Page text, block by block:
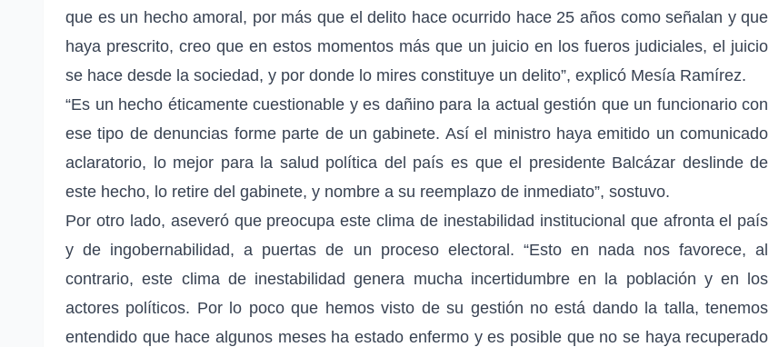
que es un hecho amoral, por más que el delito hace ocurrido hace 25 años como señalan y que
haya prescrito, creo que en estos momentos más que un juicio en los fueros judiciales, el juicio
se hace desde la sociedad, y por donde lo mires constituye un delito”, explicó Mesía Ramírez.
“Es un hecho éticamente cuestionable y es dañino para la actual gestión que un funcionario con
ese tipo de denuncias forme parte de un gabinete. Así el ministro haya emitido un comunicado
aclaratorio, lo mejor para la salud política del país es que el presidente Balcázar deslinde de
este hecho, lo retire del gabinete, y nombre a su reemplazo de inmediato”, sostuvo.
Por otro lado, aseveró que preocupa este clima de inestabilidad institucional que afronta el país
y de ingobernabilidad, a puertas de un proceso electoral. “Esto en nada nos favorece, al
contrario, este clima de inestabilidad genera mucha incertidumbre en la población y en los
actores políticos. Por lo poco que hemos visto de su gestión no está dando la talla, tenemos
entendido que hace algunos meses ha estado enfermo y es posible que no se haya recuperado